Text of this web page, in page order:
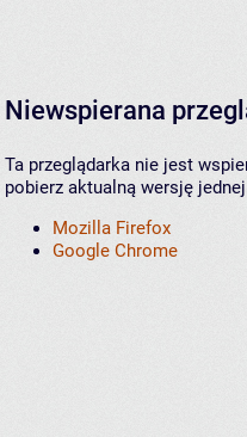
Niewspierana
Ta przeglądarka nie jest
pobierz aktualną wersję
Mozilla Firefox
Google Chrome